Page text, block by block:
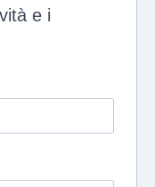
e i